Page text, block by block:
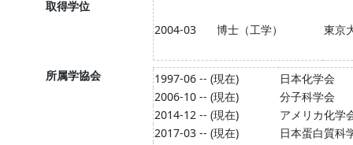
取得学位
2004-03
博士（工学） 東京
所属学協会 1997-06 -- (現在)
日本化学会
2006-10 -- (現在)
分子科学会
2014-12 -- (現在)
アメリカ化学
2017-03 -- (現在)
日本蛋白質科